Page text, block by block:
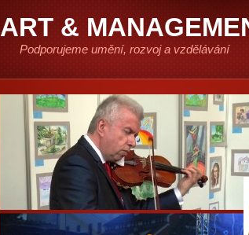
ART &
Podporujeme umění, rozvoj a vzdělávání